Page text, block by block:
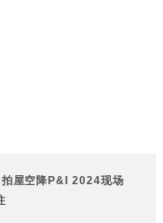
屋空降P&I 2024现场